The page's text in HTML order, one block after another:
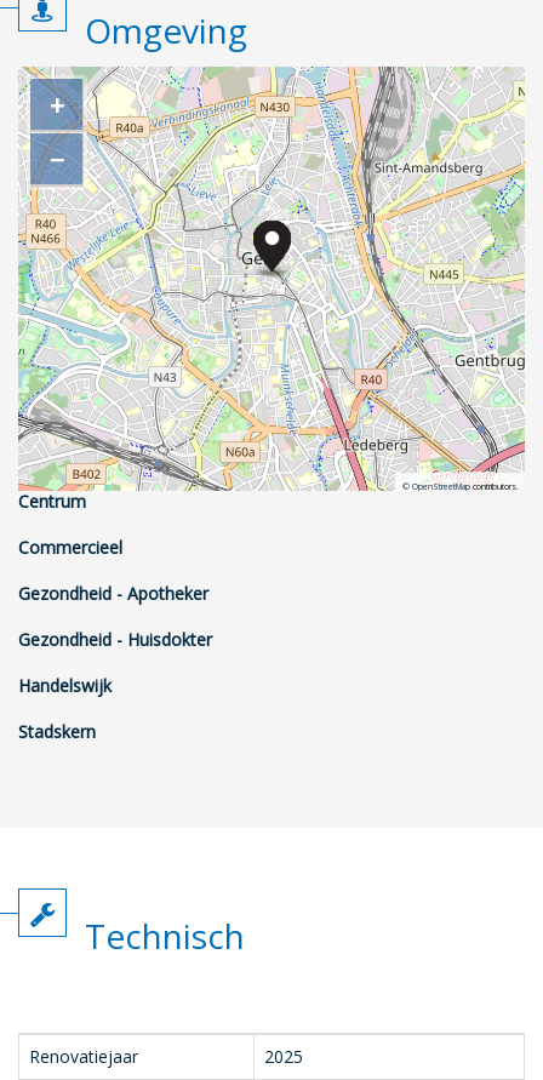
Omgeving
+
−
© OpenStreetMapcontributors.
Centrum
Commercieel
Gezondheid - Apotheker
Gezondheid - Huisdokter
Handelswijk
Stadskern
Technisch
Renovatiejaar
2025